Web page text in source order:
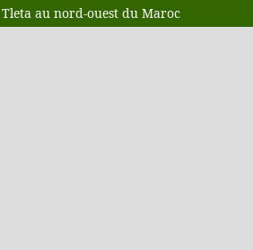
au nord-ouest du Maroc